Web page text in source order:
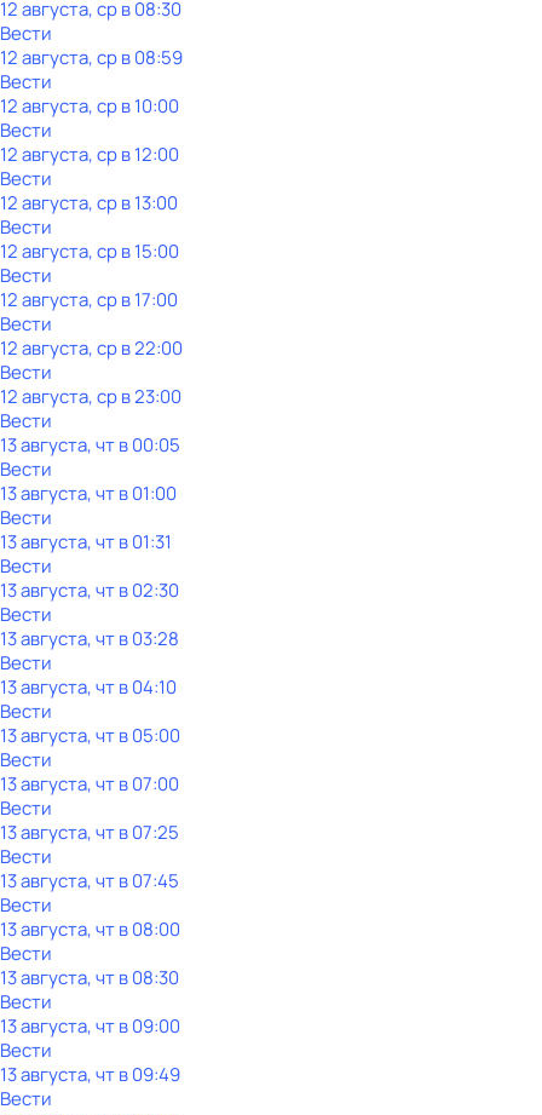
12 августа, ср в 08:30
Вести
12 августа, ср в 08:59
Вести
12 августа, ср в 10:00
Вести
12 августа, ср в 12:00
Вести
12 августа, ср в 13:00
Вести
12 августа, ср в 15:00
Вести
12 августа, ср в 17:00
Вести
12 августа, ср в 22:00
Вести
12 августа, ср в 23:00
Вести
13 августа, чт в 00:05
Вести
13 августа, чт в 01:00
Вести
13 августа, чт в 01:31
Вести
13 августа, чт в 02:30
Вести
13 августа, чт в 03:28
Вести
13 августа, чт в 04:10
Вести
13 августа, чт в 05:00
Вести
13 августа, чт в 07:00
Вести
13 августа, чт в 07:25
Вести
13 августа, чт в 07:45
Вести
13 августа, чт в 08:00
Вести
13 августа, чт в 08:30
Вести
13 августа, чт в 09:00
Вести
13 августа, чт в 09:49
Вести